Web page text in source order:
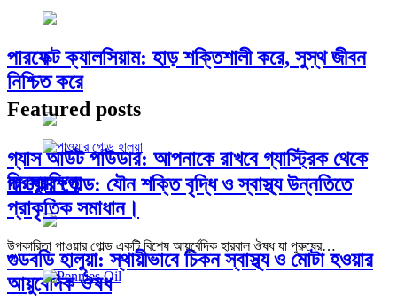
পারফেক্ট ক্যালসিয়াম: হাড় শক্তিশালী করে, সুস্থ জীবন
নিশ্চিত করে
গ্যাস আউট পাউডার: আপনাকে রাখবে গ্যাস্ট্রিক থেকে
চিরসুরক্ষিত
গুডবডি হালুয়া: স্থায়ীভাবে চিকন স্বাস্থ্য ও মোটা হওয়ার
আয়ুর্বেদিক ঔষধ
Featured posts
পাওয়ার গোল্ড: যৌন শক্তি বৃদ্ধি ও স্বাস্থ্য উন্নতিতে
প্রাকৃতিক সমাধান।
উপকারিতা পাওয়ার গোল্ড একটি বিশেষ আয়ুর্বেদিক হারবাল ঔষধ যা পুরুষের…